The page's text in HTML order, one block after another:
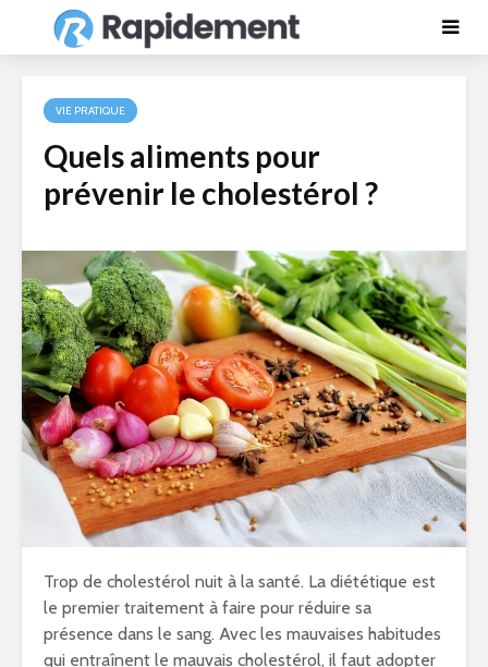
VIE PRATIQUE
Quels aliments pour
prévenir le cholestérol ?
Trop de cholestérol nuit à la santé. La diététique est
le premier traitement à faire pour réduire sa
présence dans le sang. Avec les mauvaises habitudes
qui entraînent le mauvais cholestérol, il faut adopter